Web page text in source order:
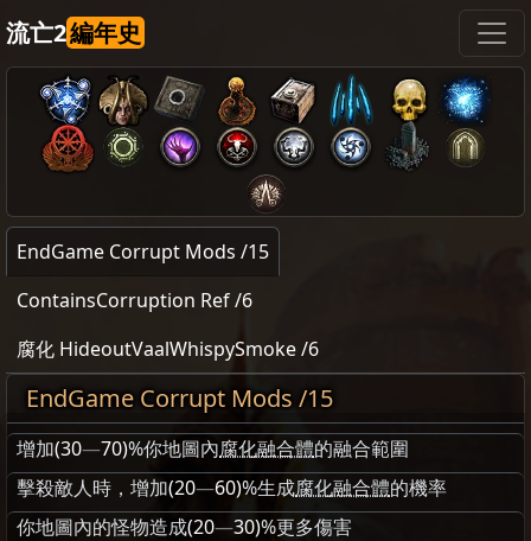
流亡2編年史
EndGame Corrupt Mods /15
ContainsCorruption Ref /6
腐化 HideoutVaalWhispySmoke /6
EndGame Corrupt Mods /15
增加(30—70)%你地圖內腐化融合體的融合範圍
擊殺敵人時，增加(20—60)%生成腐化融合體的機率
你地圖內的怪物造成(20—30)%更多傷害